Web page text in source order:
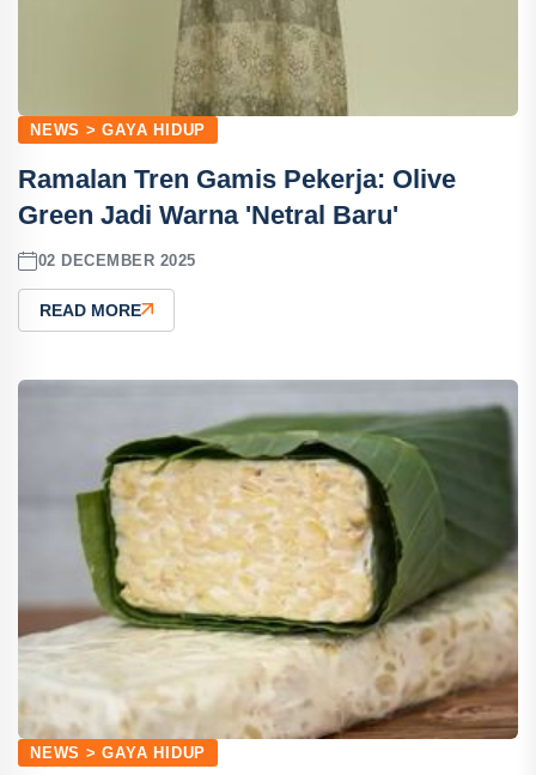
NEWS > GAYA HIDUP
Ramalan Tren Gamis Pekerja: Olive
Green Jadi Warna 'Netral Baru'
02 DECEMBER 2025
READ MORE
NEWS > GAYA HIDUP